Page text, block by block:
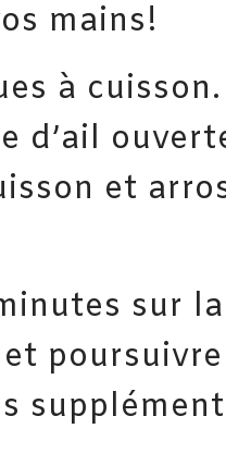
mains!
à
d’ail
et
sur